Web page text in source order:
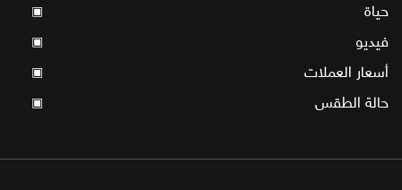
حياة ▣
فيديو ▣
أسعار العملات ▣
حالة الطقس ▣